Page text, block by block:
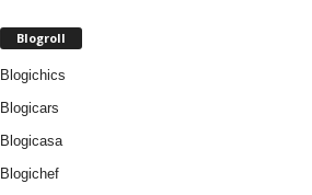
Blogroll
Blogichics
Blogicars
Blogicasa
Blogichef